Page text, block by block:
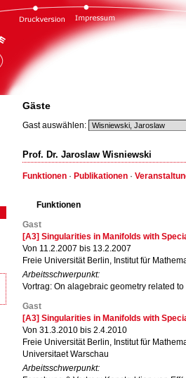
Gäste
Gast auswählen:
Prof. Dr. Jaroslaw Wisniewski
Funktionen · Publikationen ·
Funktionen
Gast
[A3] Singularities in Manifolds with
Von 11.2.2007 bis 13.2.2007
Freie Universität Berlin, Institut für
Arbeitsschwerpunkt:
Vortrag: On alagebraic geometry related
Gast
[A3] Singularities in Manifolds with
Von 31.3.2010 bis 2.4.2010
Freie Universität Berlin, Institut für
Universitaet Warschau
Arbeitsschwerpunkt: